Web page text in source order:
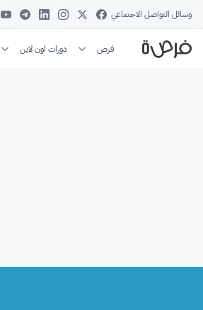
وسائل التواصل الاجتماعي
فرص دورات اون لاين